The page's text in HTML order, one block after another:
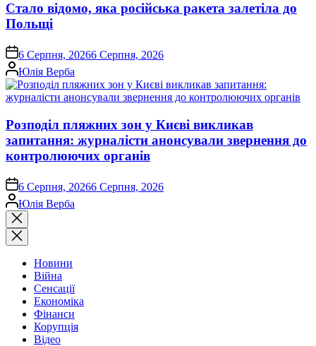
Стало відомо, яка російська ракета залетіла до
Польщі
on6 Серпня, 20266 Серпня, 2026
Опубліковано
Юлія Верба
Розподіл пляжних зон у Києві викликав
запитання: журналісти анонсували звернення до
контролюючих органів
on6 Серпня, 20266 Серпня, 2026
Опубліковано
Юлія Верба
Закрити
пошук
Новини
Війна
Сенсації
Економіка
Фінанси
Корупція
Відео